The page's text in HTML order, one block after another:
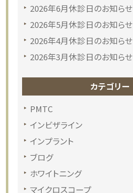
2026年6月休診日のお知らせ
2026年5月休診日のお知らせ
2026年4月休診日のお知らせ
2026年3月休診日のお知らせ
カテゴリー
PMTC
インビザライン
インプラント
ブログ
ホワイトニング
マイクロスコープ